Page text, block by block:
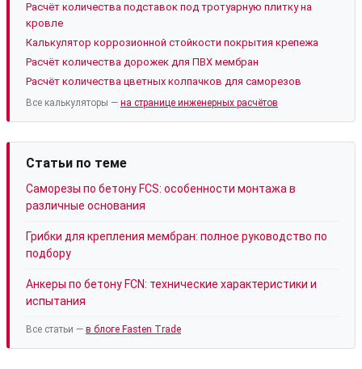
Расчёт количества подставок под тротуарную плитку на
кровле
Калькулятор коррозионной стойкости покрытия крепежа
Расчёт количества дорожек для ПВХ мембран
Расчёт количества цветных колпачков для саморезов
Все калькуляторы — на странице инженерных расчётов
Статьи по теме
Саморезы по бетону FCS: особенности монтажа в
различные основания
Грибки для крепления мембран: полное руководство по
подбору
Анкеры по бетону FCN: технические характеристики и
испытания
Все статьи — в блоге Fasten Trade